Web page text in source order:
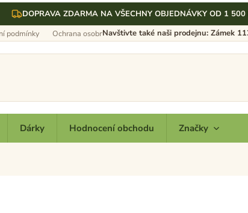
DOPRAVA ZDARMA NA VŠECHNY OBJEDNÁVKY OD 1 500
Navštivte také naši prodejnu: Zámek
podmínky Ochrana osobních údajů
Dárky Hodnocení obchodu Značky